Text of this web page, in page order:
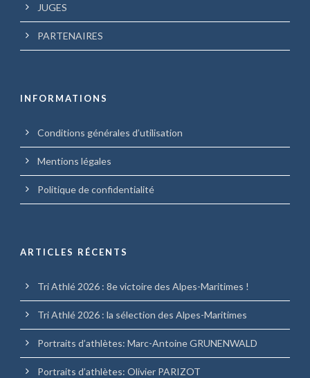
JUGES
PARTENAIRES
INFORMATIONS
Conditions générales d’utilisation
Mentions légales
Politique de confidentialité
ARTICLES RÉCENTS
Tri Athlé 2026 : 8e victoire des Alpes-Maritimes !
Tri Athlé 2026 : la sélection des Alpes-Maritimes
Portraits d’athlètes: Marc-Antoine GRUNENWALD
Portraits d’athlètes: Olivier PARIZOT